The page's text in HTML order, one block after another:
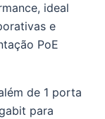
ideal
e
PoE
de 1 porta
para